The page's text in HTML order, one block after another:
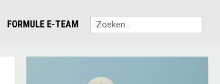
FORMULE E-TEAM